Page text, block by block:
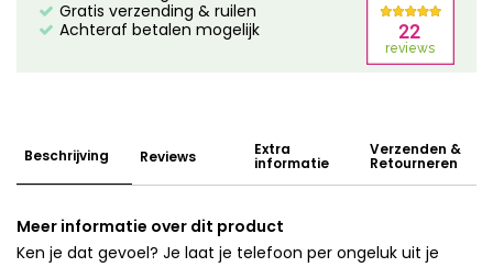
Gratis verzending & ruilen
Achteraf betalen mogelijk
Beschrijving Reviews Extra
informatie
Verzenden &
Retourneren
Meer informatie over dit product
Ken je dat gevoel? Je laat je telefoon per ongeluk uit je